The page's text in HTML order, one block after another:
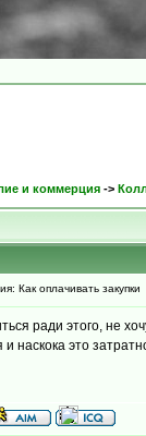
и коммерция ->
Как оплачивать закупки
ради этого, не
и наскока это